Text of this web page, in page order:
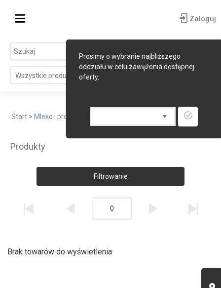
Zaloguj
Wszystkie produkty
Prosimy o wybranie najbliższego
oddziału w celu zawężenia dostępnej
oferty.
Start > Mleko i produkty mleczne > Sery twarogowe
Produkty
Filtrowanie
0
Brak towarów do wyświetlenia